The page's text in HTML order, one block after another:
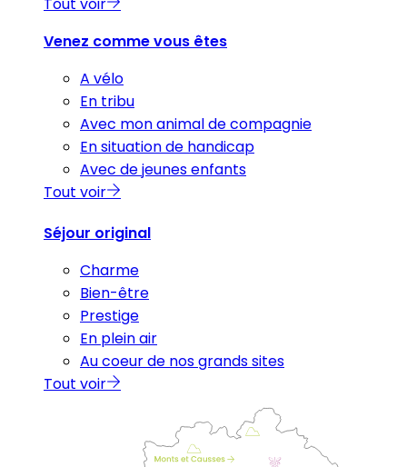
Venez comme vous êtes
A vélo
En tribu
Avec mon animal de compagnie
En situation de handicap
Avec de jeunes enfants
Tout voir
Séjour original
Charme
Bien-être
Prestige
En plein air
Au coeur de nos grands sites
Tout voir